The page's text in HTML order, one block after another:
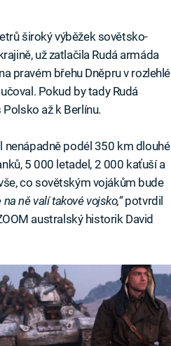
široký výběžek sovětsko-
už zatlačila Rudá armáda
pravém břehu Dněpru v rozlehlé
Pokud by tady Rudá
až k Berlínu.
podél 350 km dlouhé
5 000 letadel, 2 000 kaťuší a
co sovětským vojákům bude
ně valí takové vojsko,“potvrdil
australský historik David